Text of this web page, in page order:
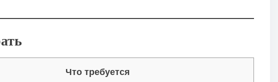
Что требуется